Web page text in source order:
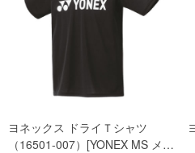
ヨネックス ドライＴシャツ
（16501-007）[YONEX MS メ…